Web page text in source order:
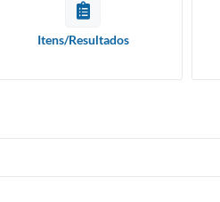
Itens/Resultados